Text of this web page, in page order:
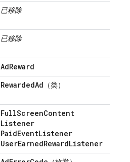
已移除
已移除
AdReward
RewardedAd （类）
FullScreenContent
Listener
PaidEventListener
UserEarnedRewardListener